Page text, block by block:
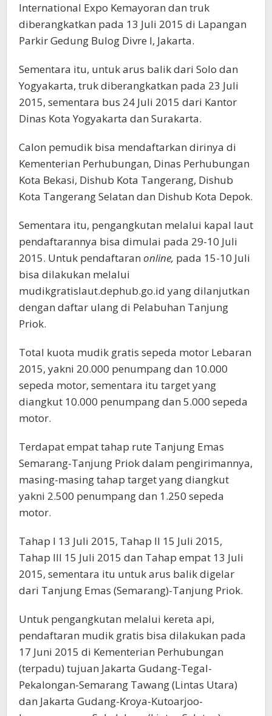
International Expo Kemayoran dan truk
diberangkatkan pada 13 Juli 2015 di Lapangan
Parkir Gedung Bulog Divre I, Jakarta.
Sementara itu, untuk arus balik dari Solo dan
Yogyakarta, truk diberangkatkan pada 23 Juli
2015, sementara bus 24 Juli 2015 dari Kantor
Dinas Kota Yogyakarta dan Surakarta.
Calon pemudik bisa mendaftarkan dirinya di
Kementerian Perhubungan, Dinas Perhubungan
Kota Bekasi, Dishub Kota Tangerang, Dishub
Kota Tangerang Selatan dan Dishub Kota Depok.
Sementara itu, pengangkutan melalui kapal laut
pendaftarannya bisa dimulai pada 29-10 Juli
2015. Untuk pendaftaran online, pada 15-10 Juli
bisa dilakukan melalui
mudikgratislaut.dephub.go.id yang dilanjutkan
dengan daftar ulang di Pelabuhan Tanjung
Priok.
Total kuota mudik gratis sepeda motor Lebaran
2015, yakni 20.000 penumpang dan 10.000
sepeda motor, sementara itu target yang
diangkut 10.000 penumpang dan 5.000 sepeda
motor.
Terdapat empat tahap rute Tanjung Emas
Semarang-Tanjung Priok dalam pengirimannya,
masing-masing tahap target yang diangkut
yakni 2.500 penumpang dan 1.250 sepeda
motor.
Tahap I 13 Juli 2015, Tahap II 15 Juli 2015,
Tahap III 15 Juli 2015 dan Tahap empat 13 Juli
2015, sementara itu untuk arus balik digelar
dari Tanjung Emas (Semarang)-Tanjung Priok.
Untuk pengangkutan melalui kereta api,
pendaftaran mudik gratis bisa dilakukan pada
17 Juni 2015 di Kementerian Perhubungan
(terpadu) tujuan Jakarta Gudang-Tegal-
Pekalongan-Semarang Tawang (Lintas Utara)
dan Jakarta Gudang-Kroya-Kutoarjoo-